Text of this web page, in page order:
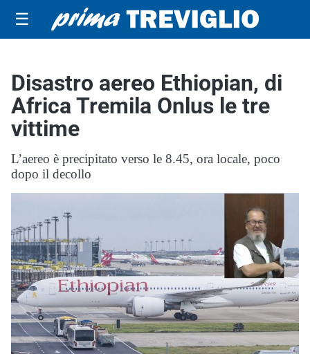
☰
Disastro aereo Ethiopian, di
Africa Tremila Onlus le tre
vittime
L’aereo è precipitato verso le 8.45, ora locale, poco
dopo il decollo